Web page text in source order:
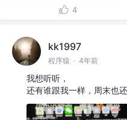
4
kk1997
程序猿 · 4年前
我想听听，
还有谁跟我一样，周末也